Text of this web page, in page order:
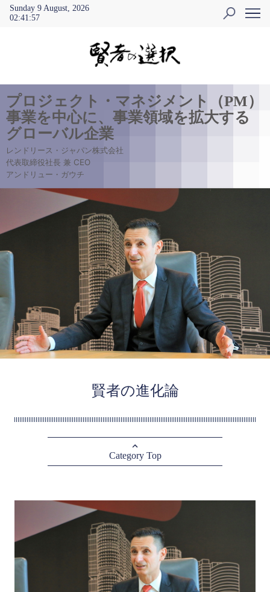
Sunday 9 August, 2026
02:41:58
プロジェクト・マネジメント（PM）
事業を中心に、事業領域を拡大する
グローバル企業
レンドリース・ジャパン株式会社
代表取締役社長 兼 CEO
アンドリュー・ガウチ
賢者の進化論
Category Top